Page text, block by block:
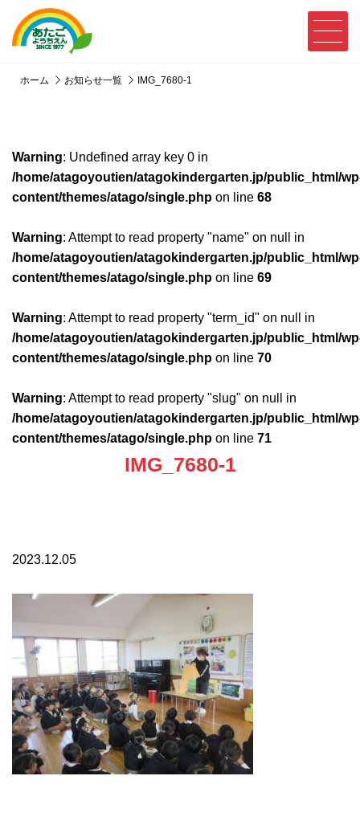
ホーム お知らせ一覧 IMG_7680-1
Warning: Undefined array key 0 in
/home/atagoyoutien/atagokindergarten.jp/public_html/
content/themes/atago/single.php on line 68
Warning: Attempt to read property "name" on null in
/home/atagoyoutien/atagokindergarten.jp/public_html/
content/themes/atago/single.php on line 69
Warning: Attempt to read property "term_id" on null in
/home/atagoyoutien/atagokindergarten.jp/public_html/
content/themes/atago/single.php on line 70
Warning: Attempt to read property "slug" on null in
/home/atagoyoutien/atagokindergarten.jp/public_html/
content/themes/atago/single.php on line 71
IMG_7680-1
2023.12.05